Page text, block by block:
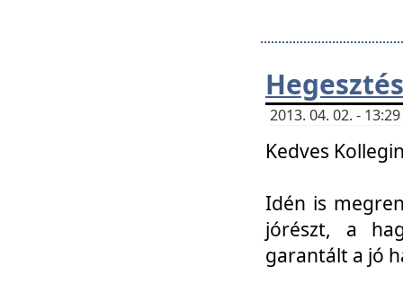
2013. 04. 02. -
Kedves
Idén is
jórészt, a
garantált a jó